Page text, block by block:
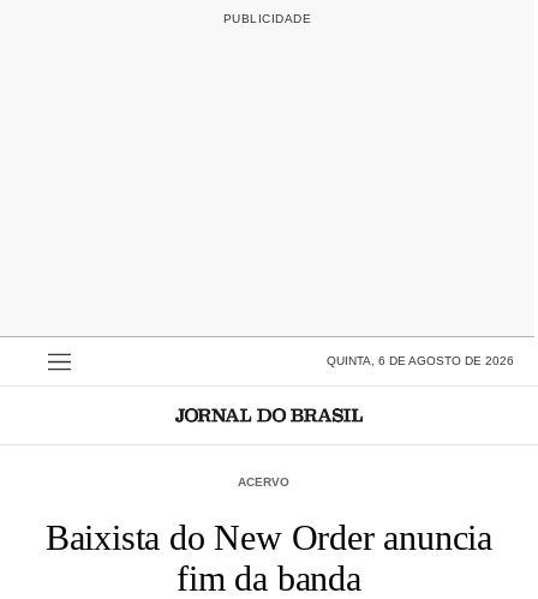
QUINTA, 6 DE AGOSTO DE 2026
ACERVO
Baixista do New Order anuncia
fim da banda